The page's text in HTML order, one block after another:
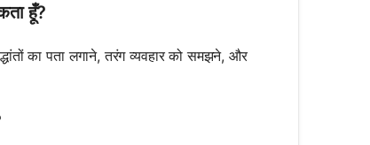
हूँ?
का पता लगाने, तरंग व्यवहार को समझने, और